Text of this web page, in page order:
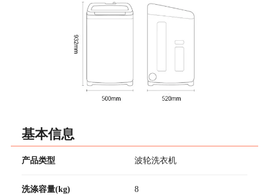
基本信息
产品类型 波轮洗衣机
洗涤容量(kg) 8